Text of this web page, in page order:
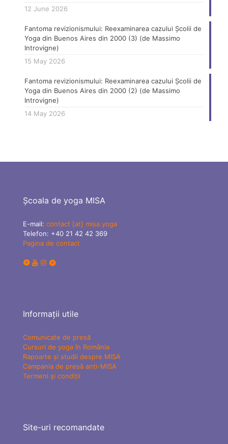
12 June 2026
Fantoma revizionismului: Reexaminarea cazului Școlii de
Yoga din Buenos Aires din 2000 (3) (de Massimo
Introvigne)
15 May 2026
Fantoma revizionismului: Reexaminarea cazului Școlii de
Yoga din Buenos Aires din 2000 (2) (de Massimo
Introvigne)
14 May 2026
Școala de yoga MISA
E-mail: contact [at] misa.yoga
Telefon: +40 21 42 42 369
Pagina de contact
Informații utile
Comunicate de presă
Cursuri de yoga în România
Rapoarte și studii despre MISA
Campania de presă anti-MISA
Termeni și condiții
Site-uri recomandate